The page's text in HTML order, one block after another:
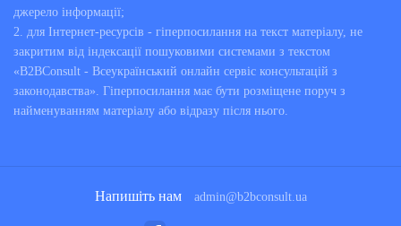
джерело інформації;
2. для Інтернет-ресурсів - гіперпосилання на текст матеріалу, не
закритим від індексації пошуковими системами з текстом
«B2BConsult - Всеукраїнський онлайн сервіс консультацій з
законодавства». Гіперпосилання має бути розміщене поруч з
найменуванням матеріалу або відразу після нього.
Напишіть нам admin@b2bconsult.ua